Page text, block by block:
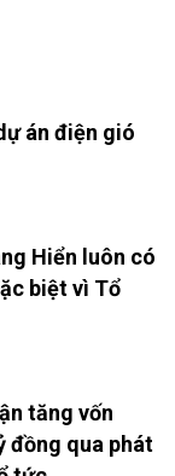
án điện gió
Hiển luôn có
biệt vì Tổ
tăng vốn
đồng qua phát